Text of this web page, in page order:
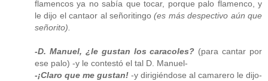
flamencos ya no sabía que tocar, porque palo flamenco, y
le dijo el cantaor al señoritingo(es más despectivo aún que
señorito).
-D. Manuel, ¿le gustan los caracoles? (para cantar por
ese palo) -y le contestó el tal D. Manuel-
-¡Claro que me gustan! -y dirigiéndose al camarero le dijo-